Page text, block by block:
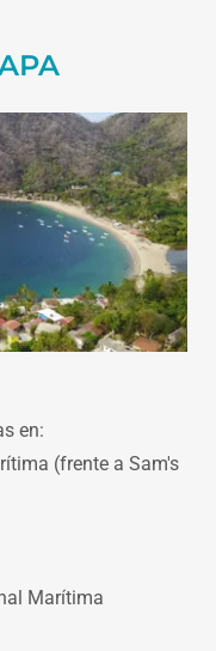
en:
(frente a Sam's
Marítima